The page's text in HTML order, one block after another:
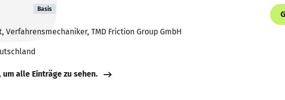
Basis
Verfahrensmechaniker, TMD Friction Group GmbH
um alle Einträge zu sehen.